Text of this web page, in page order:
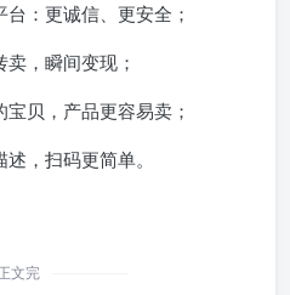
：更诚信、更安全；
，瞬间变现；
贝，产品更容易卖；
，扫码更简单。
文完